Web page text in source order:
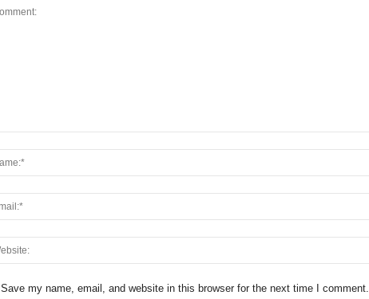
Save my name, email, and website in this browser for the next time I comment.